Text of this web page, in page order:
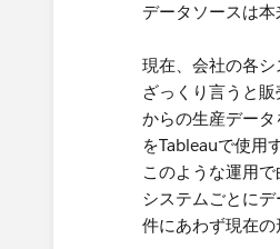
データソースは
現在、会社の各シ
ざっくり言うと
からの生産デー
をTableauで使用
このような運用
システムごとに
件にあわず現在の